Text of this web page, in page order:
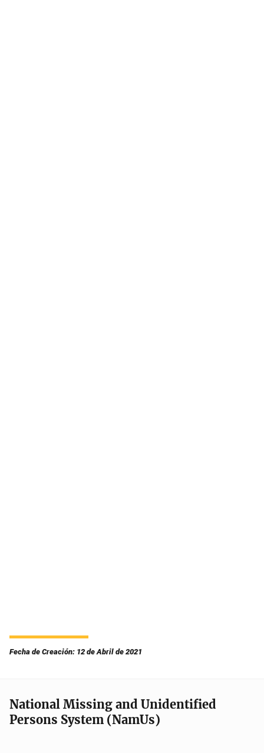
Fecha de Creación: 12 de Abril de 2021
National Missing and Unidentified
Persons System (NamUs)